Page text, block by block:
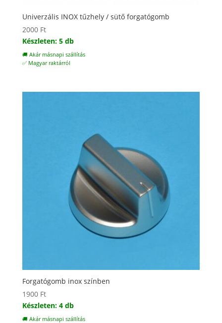
Univerzális INOX tűzhely / sütő forgatógomb
2000 Ft
Készleten: 5 db
🚚 Akár másnapi szállítás
✅ Magyar raktárról
Forgatógomb inox színben
1900 Ft
Készleten: 4 db
🚚 Akár másnapi szállítás